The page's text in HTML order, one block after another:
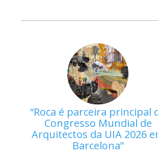
Roca é parceira principal
Congresso Mundial de
Arquitectos da UIA 2026
Barcelona